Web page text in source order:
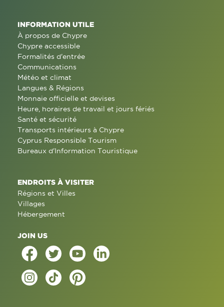
INFORMATION UTILE
À propos de Chypre
Chypre accessible
Formalités d'entrée
Communications
Météo et climat
Langues & Régions
Monnaie officielle et devises
Heure, horaires de travail et jours fériés
Santé et sécurité
Transports intérieurs à Chypre
Cyprus Responsible Tourism
Bureaux d'Information Touristique
ENDROITS À VISITER
Régions et Villes
Villages
Hébergement
JOIN US